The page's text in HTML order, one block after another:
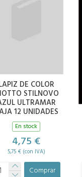
DE COLOR
STILNOVO
ULTRAMAR
12 UNIDADES
En stock
4,75 €
5,75 € (con IVA)
Comprar